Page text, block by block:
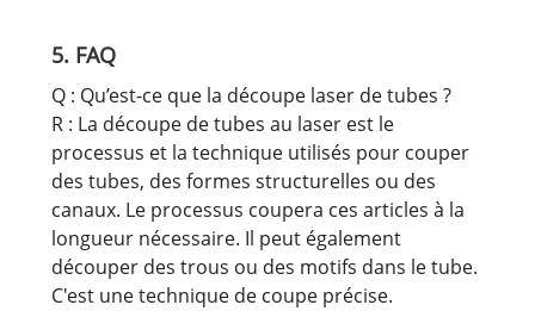
5. FAQ
Q : Qu’est-ce que la découpe laser de tubes ?
R : La découpe de tubes au laser est le
processus et la technique utilisés pour couper
des tubes, des formes structurelles ou des
canaux. Le processus coupera ces articles à la
longueur nécessaire. Il peut également
découper des trous ou des motifs dans le tube.
C'est une technique de coupe précise.